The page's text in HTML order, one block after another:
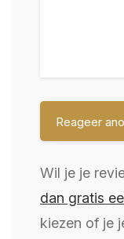
Wil je je
dan gratis
kiezen of je